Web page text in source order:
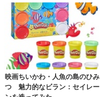
映画ちいかわ・人魚の島のひみ
つ 魅力的なビラン：セイレー